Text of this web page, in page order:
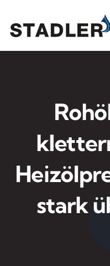
Inhalt
springen
stark